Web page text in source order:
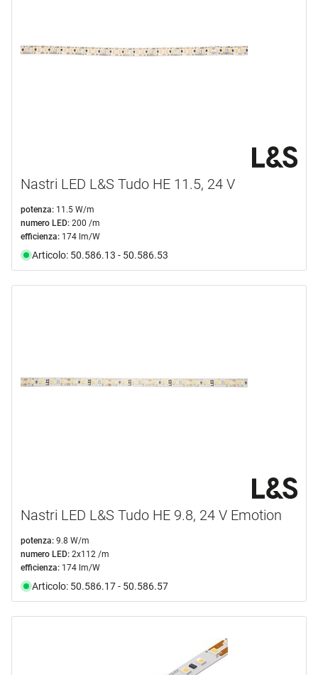
Nastri LED L&S Tudo HE 11.5, 24 V
potenza: 11.5 W/m
numero LED: 200 /m
efficienza: 174 lm/W
Articolo: 50.586.13 - 50.586.53
Nastri LED L&S Tudo HE 9.8, 24 V Emotion
potenza: 9.8 W/m
numero LED: 2x112 /m
efficienza: 174 lm/W
Articolo: 50.586.17 - 50.586.57